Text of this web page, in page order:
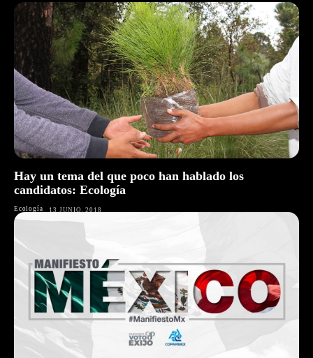
Hay un tema del que poco han hablado los
candidatos: Ecología
Ecología 13 JUNIO, 2018